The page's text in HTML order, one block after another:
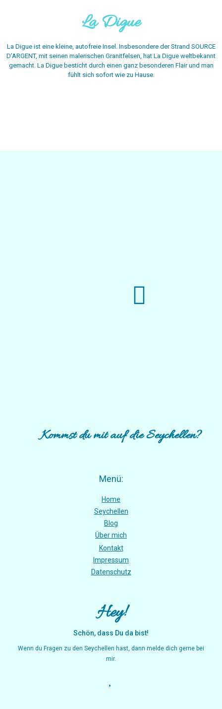
La Digue
La Digue ist eine kleine, autofreie Insel. Insbesondere der Strand SOURCE
D’ARGENT, mit seinen malerischen Granitfelsen, hat La Digue weltbekannt
gemacht. La Digue besticht durch einen ganz besonderen Flair und man
fühlt sich sofort wie zu Hause.
Kommst du mit auf die Seychellen?
Menü:
Home
Seychellen
Blog
Über mich
Kontakt
Impressum
Datenschutz
Hey!
Schön, dass Du da bist!
Wenn du Fragen zu den Seychellen hast, dann melde dich gerne bei
mir.